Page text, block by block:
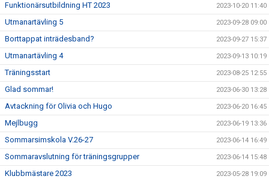
Funktionärsutbildning HT 2023 2023-10-20 11:40
Utmanartävling 5 2023-09-28 09:00
Borttappat inträdesband? 2023-09-27 15:37
Utmanartävling 4 2023-09-13 10:19
Träningsstart 2023-08-25 12:55
Glad sommar! 2023-06-30 13:28
Avtackning för Olivia och Hugo 2023-06-20 16:45
Mejlbugg 2023-06-19 13:36
Sommarsimskola V.26-27 2023-06-14 16:49
Sommaravslutning för träningsgrupper 2023-06-14 15:48
Klubbmästare 2023 2023-05-28 19:09